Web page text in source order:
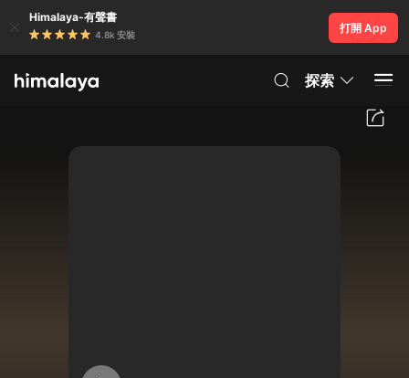
Himalaya-有聲書
4.8k 安裝
打開 App
探索